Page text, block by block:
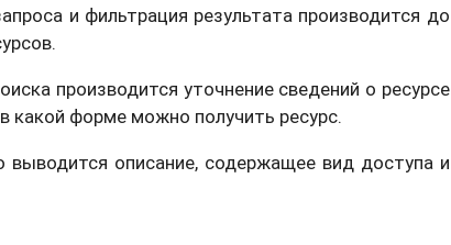
и фильтрация результата производится до
производится уточнение сведений о ресурсе
какой форме можно получить ресурс.
выводится описание, содержащее вид доступа и